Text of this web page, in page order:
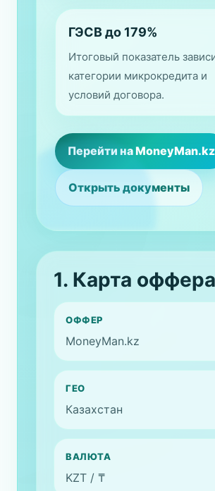
ГЭСВ до 179%
Итоговый показатель
категории микрокредита и
условий договора.
Перейти на MoneyMan.kz
Открыть документы
1. Карта оффера
ОФФЕР
MoneyMan.kz
ГЕО
Казахстан
ВАЛЮТА
KZT / ₸